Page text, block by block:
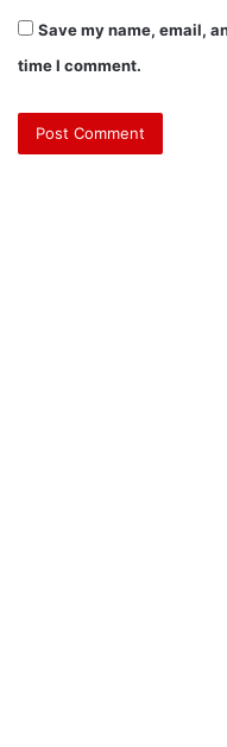
Save my name, email,
time I comment.